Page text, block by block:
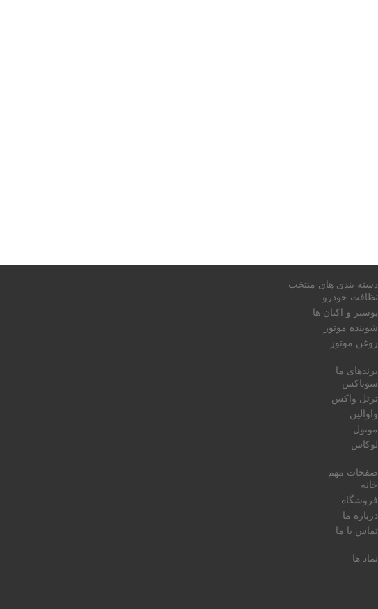
دسته بندی های منتخب
نظافت خودرو
بوستر و اکتان ها
شوینده موتور
روغن موتور
برندهای ما
سوناکس
ترتل واکس
واوالین
موتول
لوکاس
صفحات مهم
خانه
فروشگاه
درباره ما
تماس با ما
نماد ها